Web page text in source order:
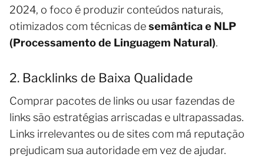
2024, o foco é produzir conteúdos naturais,
otimizados com técnicas desemântica e NLP
(Processamento de Linguagem Natural).
2. Backlinks de Baixa Qualidade
Comprar pacotes de links ou usar fazendas de
links são estratégias arriscadas e ultrapassadas.
Links irrelevantes ou de sites com má reputação
prejudicam sua autoridade em vez de ajudar.